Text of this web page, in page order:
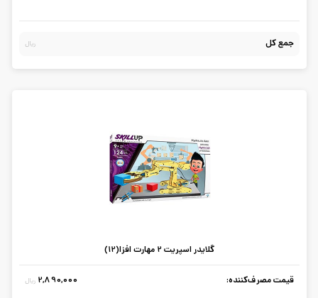
جمع کل ریال
گلایدر اسپریت 2 مهارت افزا(12)
قیمت مصرف‌کننده: 2,890,000 ریال